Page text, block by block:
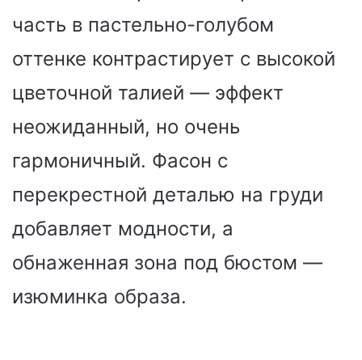
часть в пастельно-голубом
оттенке контрастирует с высокой
цветочной талией — эффект
неожиданный, но очень
гармоничный. Фасон с
перекрестной деталью на груди
добавляет модности, а
обнаженная зона под бюстом —
изюминка образа.